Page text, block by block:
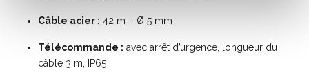
Câble acier : 42 m – Ø 5 mm
Télécommande : avec arrêt d’urgence, longueur du
câble 3 m, IP65